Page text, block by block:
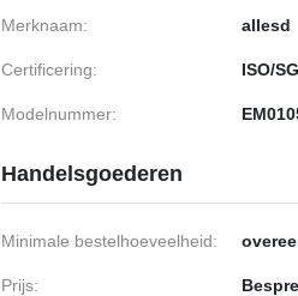
Merknaam: allesd
Certificering: ISO/
Modelnummer:
Handelsgoederen
Minimale bestelhoeveelheid:
Prijs: